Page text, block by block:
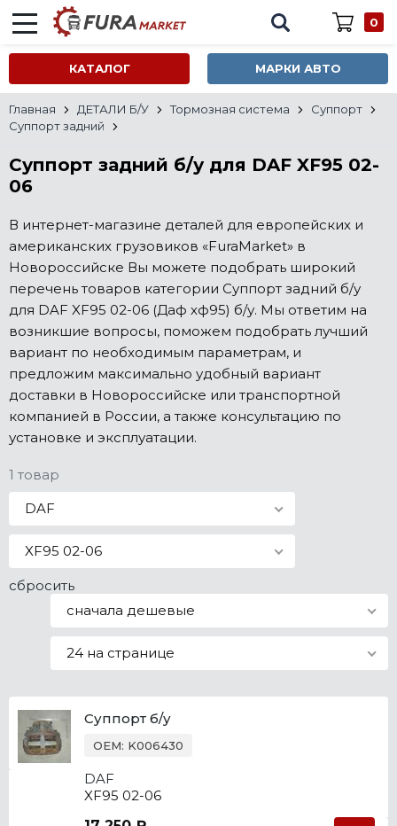
0
КАТАЛОГ МАРКИ АВТО
Все марки
Главная ДЕТАЛИ Б/У Тормозная система
Суппорт
Суппорт задний
Суппорт задний б/у для DAF XF95 02-
06
В интернет-магазине деталей для европейских и
американских грузовиков «FuraMarket» в
Новороссийске Вы можете подобрать широкий
перечень товаров категории Суппорт задний б/у
для DAF XF95 02-06 (Даф хф95) б/у. Мы ответим на
возникшие вопросы, поможем подобрать лучший
вариант по необходимым параметрам, и
предложим максимально удобный вариант
доставки в Новороссийске или транспортной
компанией в России, а также консультацию по
установке и эксплуатации.
1 товар
DAF
XF95 02-06
сбросить
сначала дешевые
24 на странице
Суппорт б/у
OEM: K006430
DAF
XF95 02-06